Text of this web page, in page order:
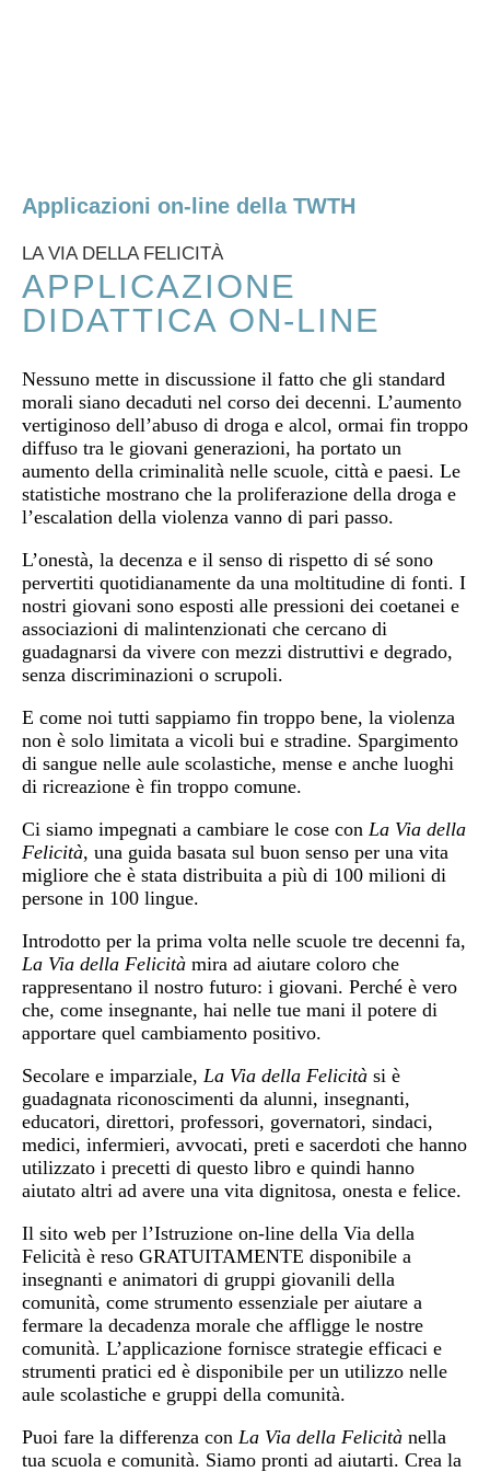
Applicazioni on-line della TWTH
LA VIA DELLA FELICITÀ
APPLICAZIONE
DIDATTICA ON-LINE
Nessuno mette in discussione il fatto che gli standard
morali siano decaduti nel corso dei decenni. L’aumento
vertiginoso dell’abuso di droga e alcol, ormai fin troppo
diffuso tra le giovani generazioni, ha portato un
aumento della criminalità nelle scuole, città e paesi. Le
statistiche mostrano che la proliferazione della droga e
l’escalation della violenza vanno di pari passo.
L’onestà, la decenza e il senso di rispetto di sé sono
pervertiti quotidianamente da una moltitudine di fonti. I
nostri giovani sono esposti alle pressioni dei coetanei e
associazioni di malintenzionati che cercano di
guadagnarsi da vivere con mezzi distruttivi e degrado,
senza discriminazioni o scrupoli.
E come noi tutti sappiamo fin troppo bene, la violenza
non è solo limitata a vicoli bui e stradine. Spargimento
di sangue nelle aule scolastiche, mense e anche luoghi
di ricreazione è fin troppo comune.
Ci siamo impegnati a cambiare le cose con La Via della
Felicità, una guida basata sul buon senso per una vita
migliore che è stata distribuita a più di 100 milioni di
persone in 100 lingue.
Introdotto per la prima volta nelle scuole tre decenni fa,
La Via della Felicità mira ad aiutare coloro che
rappresentano il nostro futuro: i giovani. Perché è vero
che, come insegnante, hai nelle tue mani il potere di
apportare quel cambiamento positivo.
Secolare e imparziale, La Via della Felicità si è
guadagnata riconoscimenti da alunni, insegnanti,
educatori, direttori, professori, governatori, sindaci,
medici, infermieri, avvocati, preti e sacerdoti che hanno
utilizzato i precetti di questo libro e quindi hanno
aiutato altri ad avere una vita dignitosa, onesta e felice.
Il sito web per l’Istruzione on-line della Via della
Felicità è reso GRATUITAMENTE disponibile a
insegnanti e animatori di gruppi giovanili della
comunità, come strumento essenziale per aiutare a
fermare la decadenza morale che affligge le nostre
comunità. L’applicazione fornisce strategie efficaci e
strumenti pratici ed è disponibile per un utilizzo nelle
aule scolastiche e gruppi della comunità.
Puoi fare la differenza con La Via della Felicità nella
tua scuola e comunità. Siamo pronti ad aiutarti. Crea la